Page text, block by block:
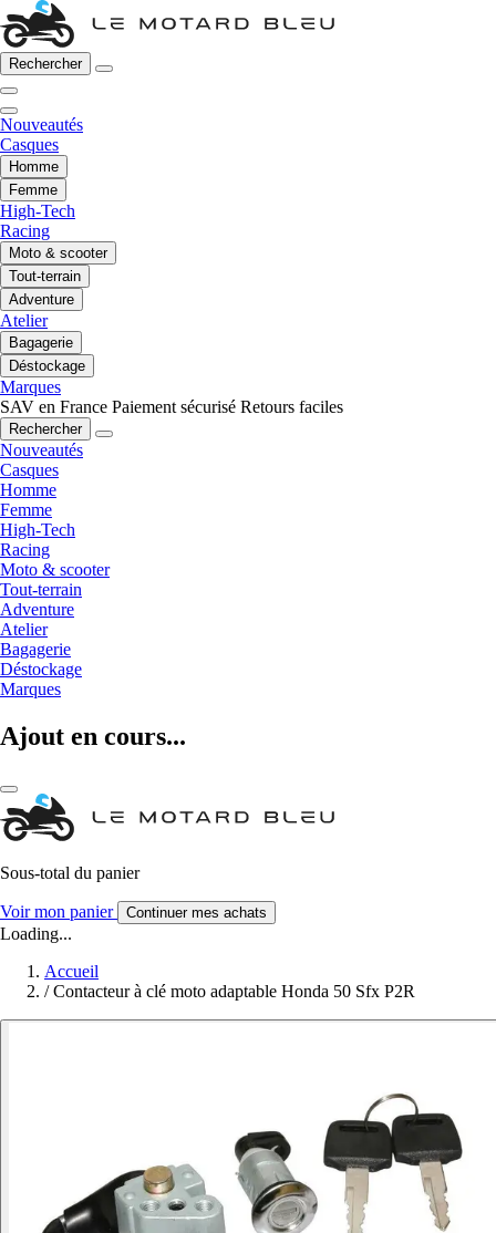
Rechercher
Nouveautés
Casques
Homme
Femme
High-Tech
Racing
Moto & scooter
Tout-terrain
Adventure
Atelier
Bagagerie
Déstockage
Marques
SAV en France Paiement sécurisé Retours faciles
Rechercher
Nouveautés
Casques
Homme
Femme
High-Tech
Racing
Moto & scooter
Tout-terrain
Adventure
Atelier
Bagagerie
Déstockage
Marques
Ajout en cours...
Sous-total du panier
Voir mon panier Continuer mes achats
Loading...
Accueil
/ Contacteur à clé moto adaptable Honda 50 Sfx P2R